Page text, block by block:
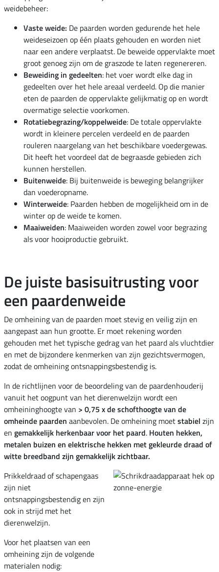
weidebeheer:
Vaste weide: De paarden worden gedurende het hele
weideseizoen op één plaats gehouden en worden niet
naar een andere verplaatst. De beweide oppervlakte moet
groot genoeg zijn om de graszode te laten regenereren.
Beweiding in gedeelten: het voer wordt elke dag in
gedeelten over het hele areaal verdeeld. Op die manier
eten de paarden de oppervlakte gelijkmatig op en wordt
overmatige selectie voorkomen.
Rotatiebegrazing/koppelweide: De totale oppervlakte
wordt in kleinere percelen verdeeld en de paarden
rouleren naargelang van het beschikbare voedergewas.
Dit heeft het voordeel dat de begraasde gebieden zich
kunnen herstellen.
Buitenweide: Bij buitenweide is beweging belangrijker
dan voederopname.
Winterweide: Paarden hebben de mogelijkheid om in de
winter op de weide te komen.
Maaiweiden: Maaiweiden worden zowel voor begrazing
als voor hooiproductie gebruikt.
De juiste basisuitrusting voor
een paardenweide
De omheining van de paarden moet stevig en veilig zijn en
aangepast aan hun grootte. Er moet rekening worden
gehouden met het typische gedrag van het paard als vluchtdier
en met de bijzondere kenmerken van zijn gezichtsvermogen,
zodat de omheining ontsnappingsbestendig is.
In de richtlijnen voor de beoordeling van de paardenhouderij
vanuit het oogpunt van het dierenwelzijn wordt een
omheininghoogte van > 0,75 x de schofthoogte van de
omheinde paarden aanbevolen. De omheining moetstabiel zijn
en gemakkelijk herkenbaar voor het paard. Houten hekken,
metalen buizen en elektrische hekken met gekleurde draad of
witte breedband zijn gemakkelijk zichtbaar.
Prikkeldraad of schapengaas
zijn niet
ontsnappingsbestendig en zijn
ook in strijd met het
dierenwelzijn.
Voor het plaatsen van een
omheining zijn de volgende
materialen nodig: